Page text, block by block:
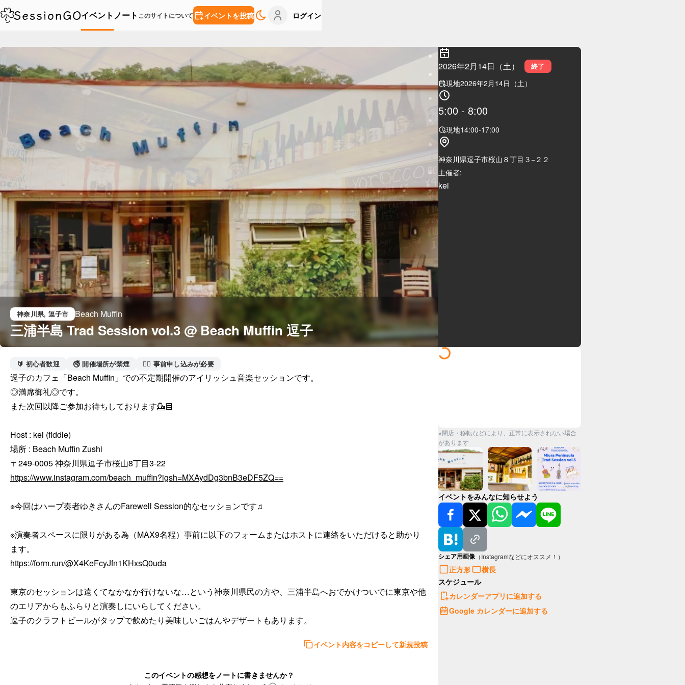
イベント ノート このサイトについて イベントを投稿 ログイン
神奈川県, 逗子市 Beach Muffin
三浦半島 Trad Session vol.3 @ Beach Muffin 逗子
2026年2月14日（土） 終了
現地2026年2月14日（土）
5:00 - 8:00
現地14:00-17:00
神奈川県逗子市桜山８丁目３−２２
主催者:
kei
🔰 初心者歓迎 🚭 開催場所が禁煙 🙋‍♀️ 事前申し込みが必要
逗子のカフェ「Beach Muffin」での不定期開催のアイリッシュ音楽セッションです。
◎満席御礼◎です。
また次回以降ご参加お待ちしております💁🏽
Host : kei (fiddle)
場所 : Beach Muffin Zushi
https://www.instagram.com/beach_muffin?igsh=MXAydDg3bnB3eDF5ZQ==
※今回はハープ奏者ゆきさんのFarewell Session的なセッションです♫
※演奏者スペースに限りがある為（MAX9名程）事前に以下のフォームまたはホストに連絡をいただけると助かり
https://form.run/@X4KeFcyJfn1KHxsQ0uda
東京のセッションは遠くてなかなか行けないな…という神奈川県民の方や、三浦半島へおでかけついでに東京や他
のエリアからもふらりと演奏しにいらしてください。
イベント内容をコピーして新規投稿
このイベントの感想をノートに書きませんか？
※閉店・移転などにより、正常に表示されない場合
があります
イベントをみんなに知らせよう
シェア用画像 （Instagramなどにオススメ！）
正方形
横長
スケジュール
カレンダーアプリに追加する
Google カレンダーに追加する